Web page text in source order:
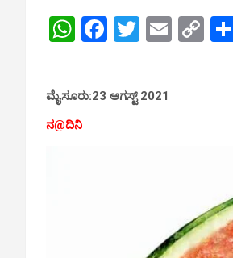
W
s
A
F
b
T
er
E
C
ಮೈಸೂರು:23 ಆಗಸ್ಟ್ 2021
ನ@ದಿನಿ